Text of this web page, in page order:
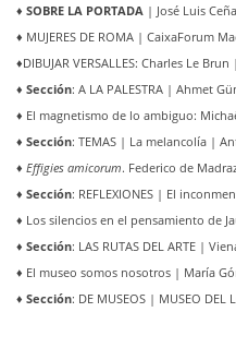
♦ SOBRE LA PORTADA | José Luis Ceña
♦ MUJERES DE ROMA | CaixaForum
♦DIBUJAR VERSALLES: Charles Le
♦ Sección: A LA PALESTRA | Ahmet
♦ El magnetismo de lo ambiguo:
♦ Sección: TEMAS | La melancolía |
♦ Effigies amicorum. Federico de
♦ Sección: REFLEXIONES | El
♦ Los silencios en el pensamiento de
♦ Sección: LAS RUTAS DEL ARTE |
♦ El museo somos nosotros | María
♦ Sección: DE MUSEOS | MUSEO DEL